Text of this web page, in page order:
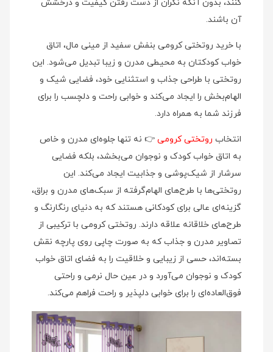
کنند، بدون آنکه نگران از دست رفتن کیفیت و درخشش
آن باشند.
با خرید روتختی کرومی بنفش سفید از مینی‌ مال، اتاق
خواب کودکتان به محیطی مدرن و زیبا تبدیل می‌شود. این
روتختی با طراحی جذاب و استثنایی خود، فضایی شیک و
الهام‌بخش را ایجاد می‌کند و خوابی راحت و دلچسب را برای
فرزند شما به همراه دارد.
انتخاب روتختی کرومی 👉 نه تنها جلوه‌ای مدرن و خاص
به اتاق خواب کودک و نوجوان می‌بخشد، بلکه فضایی
سرشار از شیک‌پوشی و جذابیت ایجاد می‌کند. این
روتختی‌ها با طرح‌های الهام‌گرفته از سبک‌های مدرن و براق،
گزینه‌ای عالی برای کودکانی هستند که به دنیای رنگارنگ و
طرح‌های خلاقانه علاقه دارند. روتختی کرومی با ترکیبی از
تصاویر مدرن و جذاب که به صورت چاپی روی پارچه نقش
بسته‌اند، حسی از زیبایی و خلاقیت را به فضای اتاق خواب
کودک و نوجوان می‌آورد و در عین حال نرمی و راحتی
فوق‌العاده‌ای را برای خوابی دلپذیر و راحت فراهم می‌کند.